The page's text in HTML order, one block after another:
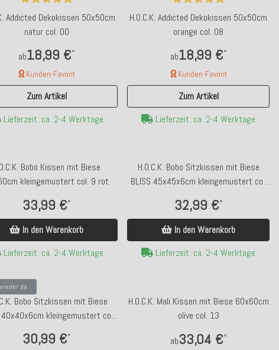
Addicted Dekokissen 50x50cm
natur col. 00
ab18,99 €*
Kunden-Favorit
Zum Artikel
Lieferzeit: ca. 2-4 Werktage
H.O.C.K. Addicted Dekokissen 50x50cm
orange col. 08
ab18,99 €*
Kunden-Favorit
Zum Artikel
Lieferzeit: ca. 2-4 Werktage
Bobo Kissen mit Biese
kleingemustert col. 9 rot
33,99 €*
In den Warenkorb
Lieferzeit: ca. 2-4 Werktage
H.O.C.K. Bobo Sitzkissen mit Biese
BLISS 45x45x6cm kleingemustert col.
32,99 €*
In den Warenkorb
Lieferzeit: ca. 2-4 Werktage
da
Bobo Sitzkissen mit Biese
40x40x6cm kleingemustert col.
30,99 €*
H.O.C.K. Mali Kissen mit Biese 60x60cm
olive col. 13
ab33,04 €*